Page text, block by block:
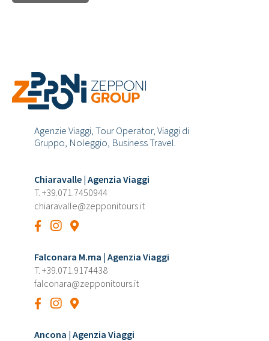
Agenzie Viaggi, Tour Operator, Viaggi di
Gruppo, Noleggio, Business Travel.
Chiaravalle | Agenzia Viaggi
T. +39.071.7450944
chiaravalle@zepponitours.it
Falconara M.ma | Agenzia Viaggi
T. +39.071.9174438
falconara@zepponitours.it
Ancona | Agenzia Viaggi